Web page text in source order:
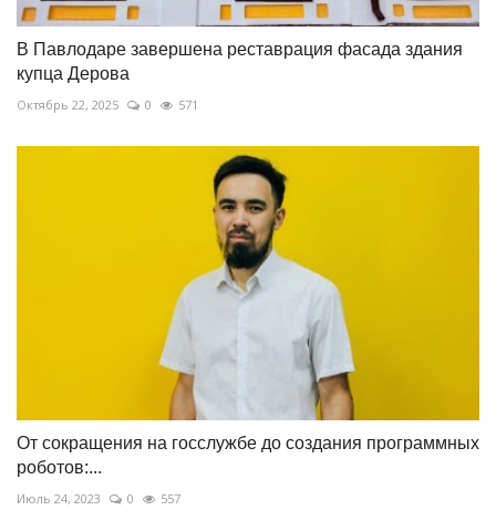
В Павлодаре завершена реставрация фасада здания
купца Дерова
Октябрь 22, 2025 0 571
От сокращения на госслужбе до создания программных
роботов:...
Июль 24, 2023 0 557